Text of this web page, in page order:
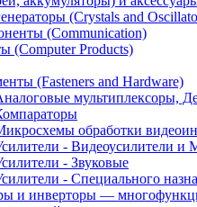
(Crystals and
(Communication)
(Computer Products)
(Fasteners and Hardware)
мультиплексоры,
обработки
- Видеоусилители и
- Звуковые
- Специального
и инверторы —